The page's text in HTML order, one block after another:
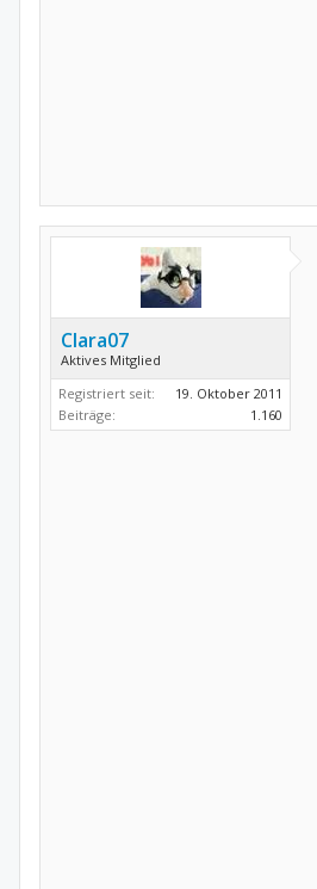
Clara07
Aktives Mitglied
Registriert seit:
19. Oktober 2011
Beiträge:
1.160